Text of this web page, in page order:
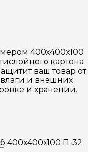
400х400х100
картона
ваш товар от
и внешних
и хранении.
400х400х100 П-32